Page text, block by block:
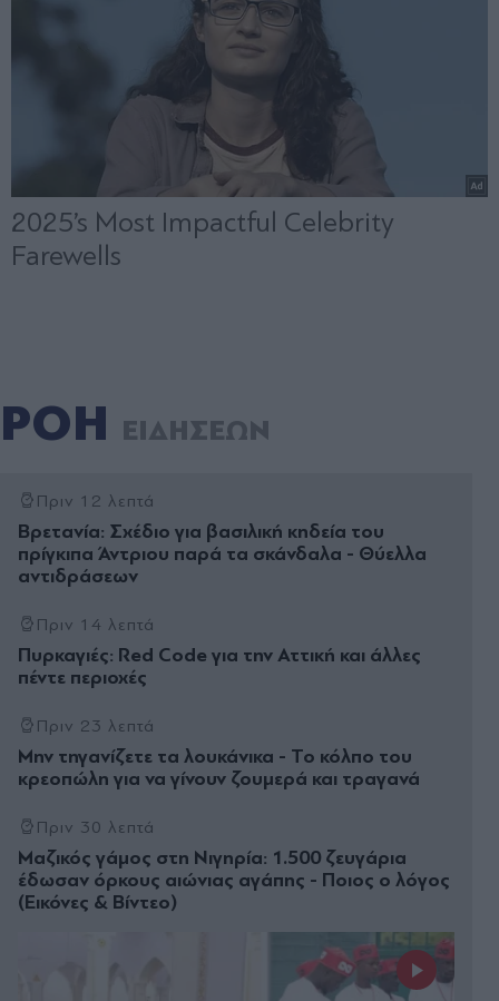
ΡΟΗ ΕΙΔΗΣΕΩΝ
Πριν 12 λεπτά
Βρετανία: Σχέδιο για βασιλική κηδεία του
πρίγκιπα Άντριου παρά τα σκάνδαλα - Θύελλα
αντιδράσεων
Πριν 14 λεπτά
Πυρκαγιές: Red Code για την Αττική και άλλες
πέντε περιοχές
Πριν 23 λεπτά
Μην τηγανίζετε τα λουκάνικα - Το κόλπο του
κρεοπώλη για να γίνουν ζουμερά και τραγανά
Πριν 30 λεπτά
Μαζικός γάμος στη Νιγηρία: 1.500 ζευγάρια
έδωσαν όρκους αιώνιας αγάπης - Ποιος ο λόγος
(Εικόνες & Βίντεο)